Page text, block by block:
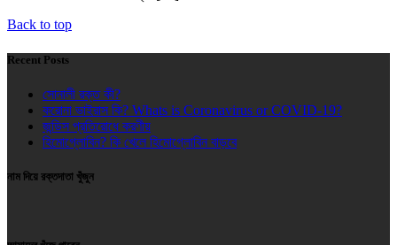
Back to top
Recent Posts
সোনালী রক্ত কী?
করোনা ভাইরাস কি? Whats is Coronavirus or COVID-19?
জন্ডিস প্রতিরোধে করণীয়
হিমোগ্লোবিন? কি খেলে হিমোগ্লোবিন বাড়বে
নাম দিয়ে রক্তদাতা খুঁজুন